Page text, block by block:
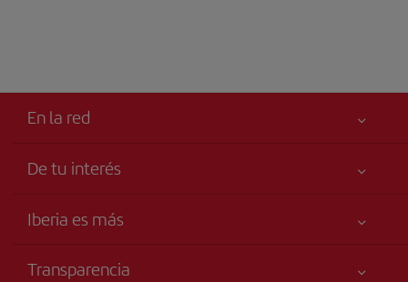
En la red
De tu interés
Accesibilidad
Iberia es más
Transparencia